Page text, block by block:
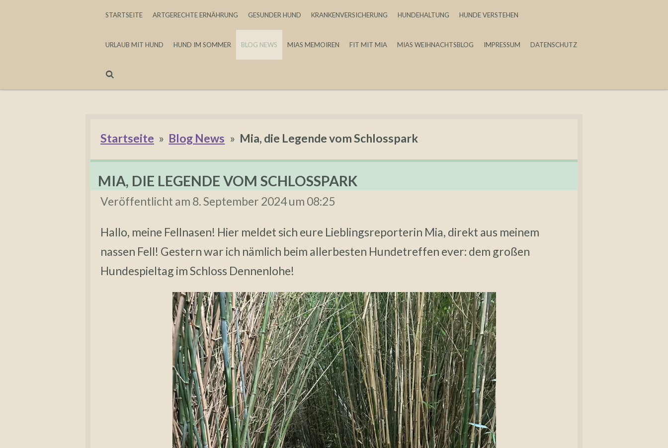
STARTSEITE ARTGERECHTE ERNÄHRUNG GESUNDER HUND KRANKENVERSICHERUNG HUNDEHALTUNG HUNDE VERSTEHEN
URLAUB MIT HUND HUND IM SOMMER BLOG NEWS MIAS MEMOIREN FIT MIT MIA MIAS WEIHNACHTSBLOG IMPRESSUM DATENSCHUTZ
Startseite » Blog News » Mia, die Legende vom Schlosspark
MIA, DIE LEGENDE VOM SCHLOSSPARK
Veröffentlicht am 8. September 2024 um 08:25
Hallo, meine Fellnasen! Hier meldet sich eure Lieblingsreporterin Mia, direkt aus meinem
nassen Fell! Gestern war ich nämlich beim allerbesten Hundetreffen ever: dem großen
Hundespieltag im Schloss Dennenlohe!